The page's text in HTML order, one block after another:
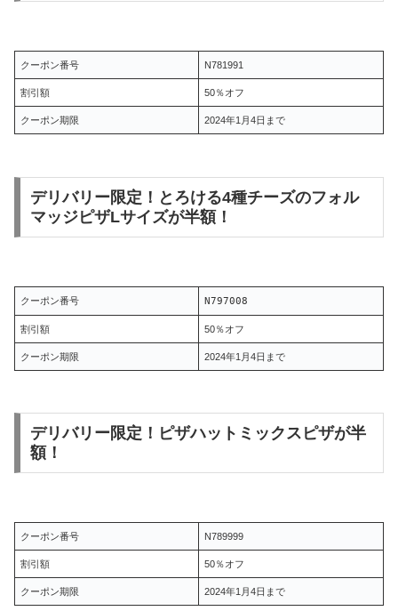
クーポン番号 N781991
割引額 50％オフ
クーポン期限 2024年1月4日まで
デリバリー限定！とろける4種チーズのフォル
マッジピザLサイズが半額！
クーポン番号 N797008
割引額 50％オフ
クーポン期限 2024年1月4日まで
デリバリー限定！ピザハットミックスピザが半
額！
クーポン番号 N789999
割引額 50％オフ
クーポン期限 2024年1月4日まで